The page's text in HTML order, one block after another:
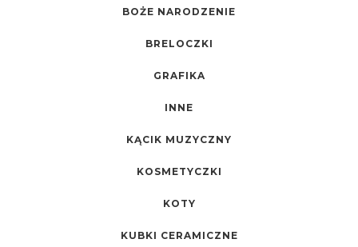
BOŻE NARODZENIE
BRELOCZKI
GRAFIKA
INNE
KĄCIK MUZYCZNY
KOSMETYCZKI
KOTY
KUBKI CERAMICZNE